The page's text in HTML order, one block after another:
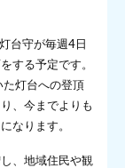
台守が毎週4日
する予定です。
灯台への登頂
、今までよりも
なります。
、地域住民や観